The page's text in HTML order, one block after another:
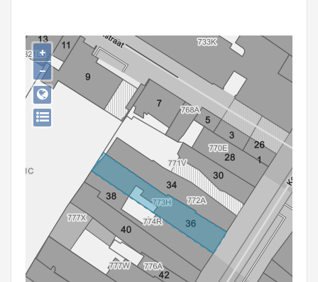
Gebeurtenis
Persoon of collectief
Downloads
+
−